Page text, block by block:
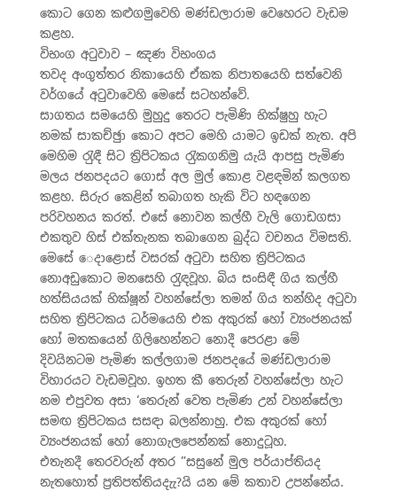
කොට ගෙන කළුගමුවෙහි මණ්ඩලාරාම වෙහෙරට වැඩම
කළහ.
විභංග අටුවාව – ඤණ විභංගය
තවද අංගුත්තර නිකායෙහි ඒකක නිපාතයෙහි සත්වෙනි
වර්ගයේ අටුවාවෙහි මෙසේ සටහන්වේ.
සාගතය සමයෙහි මුහුදු තෙරට පැමිණි භික්ෂුහු හැට
නමක් සාකච්ඡුා කොට අපට මෙහි යාමට ඉඩක් නැත. අපි
මෙහිම රැුඳී සිට ත‍්‍රිපිටකය රැුකගනිමු යැයි ආපසු පැමිණ
මලය ජනපදයට ගොස් අල මුල් කොළ වළඳමින් කලගත
කළහ. සිරුර කෙළින් තබාගත හැකි විට හඳගෙන
පරිවහනය කරත්. එසේ නොවන කල්හී වැලි ගොඩගසා
එකතුව හිස් එක්තැනක තබාගෙන බුද්ධ වචනය විමසති.
මෙසේ ෙදාළොස් වසරක් අටුවා සහිත ත‍්‍රිපිටකය
නොඅඩුකොට මනසෙහි රැුඳවූහ. බිය සංසිඳී ගිය කල්හී
හත්සියයක් භික්ෂූන් වහන්සේලා තමන් ගිය තන්හිද අටුවා
සහිත ත‍්‍රිපිටකය ධර්මයෙහි එක අකුරක් හෝ ව්‍යංජනයක්
හෝ මතකයෙන් ගිලිහෙන්නට නොදී පෙරළා මේ
දිවයිනටම පැමිණ කල්ලගාම ජනපදයේ මණ්ඩලාරාම
විහාරයට වැඩමවූහ. ඉහත කී තෙරුන් වහන්සේලා හැට
නම එපුවත අසා ‘තෙරුන් වෙත පැමිණ උන් වහන්සේලා
සමඟ ත‍්‍රිපිටකය සසඳා බලන්නාහු. එක අකුරක් හෝ
ව්‍යංජනයක් හෝ නොගැලපෙන්නක් නොදුටූහ.
එතැනදී තෙරවරුන් අතර ”සසුනේ මුල පර්යාප්තියද
නැතහොත් ප‍්‍රතිපත්තියදැැ?යි යන මේ කතාව උපන්නේය.